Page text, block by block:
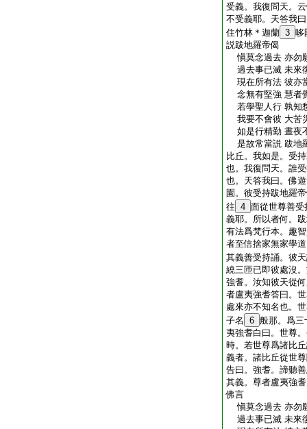
受義。我復問天。
不受義耶。天答我
住竹林＊迦蘭 3 哆
説跋地羅帝偈
愼莫念過去 亦勿
過去事已滅 未來
現在所有法 彼亦
念無有堅強 慧者
若學聖人行 孰知
我要不會彼 大苦
如是行精勤 晝夜
是故常當説 跋地
比丘。我如是。受
也。我復問天。誰
也。天答我曰。佛
園。彼受持跋地羅
往 4 面從世尊善受
義耶。所以者何。
有法爲梵行本。趣
者至信捨家無家學
其義善受持誦。彼
繞三匝已即彼處沒
強耆。汝知彼天從
者盧夷強耆答曰。
處來亦不知名也。
子名
6 般那。爲三
夷強耆白曰。世尊
時。若世尊爲諸比
義者。諸比丘從世
告曰。強耆。諦聽
其義。尊者盧夷強
佛言
愼莫念過去 亦勿
過去事已滅 未來